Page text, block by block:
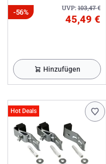
UVP:103,47€
-56%
45,49 €
Hinzufügen
Hot Deals